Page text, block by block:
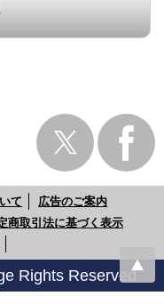
て
広告のご案内
商取引法に基づく表示
Rights Reserved